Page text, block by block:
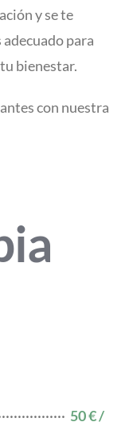
y se te
para
bienestar.
con nuestra
50 € /